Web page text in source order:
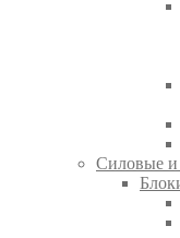
Силовые